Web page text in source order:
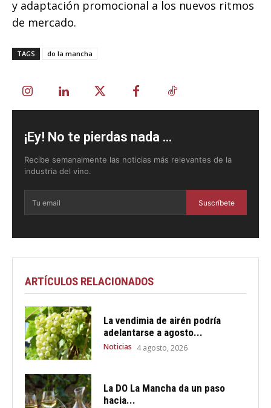
y adaptación promocional a los nuevos ritmos
de mercado.
TAGS do la mancha
¡Ey! No te pierdas nada ...
Recibe semanalmente las noticias más relevantes de la
industria del vino.
Suscríbete
ARTÍCULOS RELACIONADOS
La vendimia de airén podría
adelantarse a agosto...
Noticias 4 agosto, 2026
La DO La Mancha da un paso
hacia...